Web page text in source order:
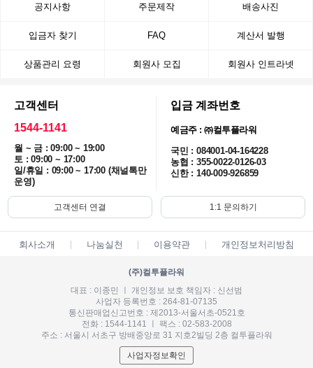
공지사항 주문제작 배송사진
입금자 찾기 FAQ 계산서 발행
상품관리 요령 회원사 모집 회원사 인트라넷
고객센터
1544-1141
월 ~ 금 : 09:00 ~ 19:00
토 : 09:00 ~ 17:00
일/휴일 : 09:00 ~ 17:00 (채널톡만
운영)
입금 계좌번호
예금주 : ㈜컬투플라워
국민 : 084001-04-164228
농협 : 355-0022-0126-03
신한 : 140-009-926859
고객센터 연결 1:1 문의하기
회사소개 나눔실천 이용약관 개인정보처리방침
(주)컬투플라워
대표 : 이종민 ㅣ 개인정보 보호 책임자 : 신선범
사업자 등록번호 : 264-81-07135
통신판매업신고번호 : 제2013-서울서초-0521호
전화 : 1544-1141 ㅣ 팩스 : 02-583-2008
주소 : 서울시 서초구 방배중앙로 31 지호2빌딩 2층 컬투플라워
사업자정보확인